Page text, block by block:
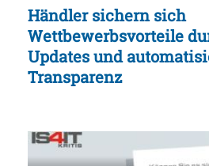
Händler sichern sich
Wettbewerbsvorteile
Updates und
Transparenz